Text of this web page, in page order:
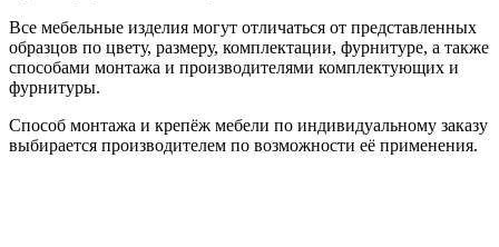
Все мебельные изделия могут отличаться от представленных
образцов по цвету, размеру, комплектации, фурнитуре, а также
способами монтажа и производителями комплектующих и
фурнитуры.
Способ монтажа и крепёж мебели по индивидуальному заказу
выбирается производителем по возможности её применения.